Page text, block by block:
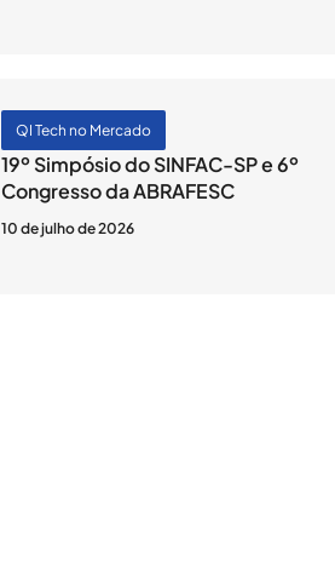
QI Tech no Mercado
19º Simpósio do SINFAC-SP e 6º
Congresso da ABRAFESC
10 de julho de 2026